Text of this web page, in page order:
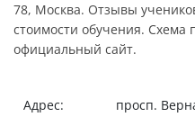
78, Москва. Отзывы
стоимости обучения. Схема
официальный сайт.
Адрес: просп.